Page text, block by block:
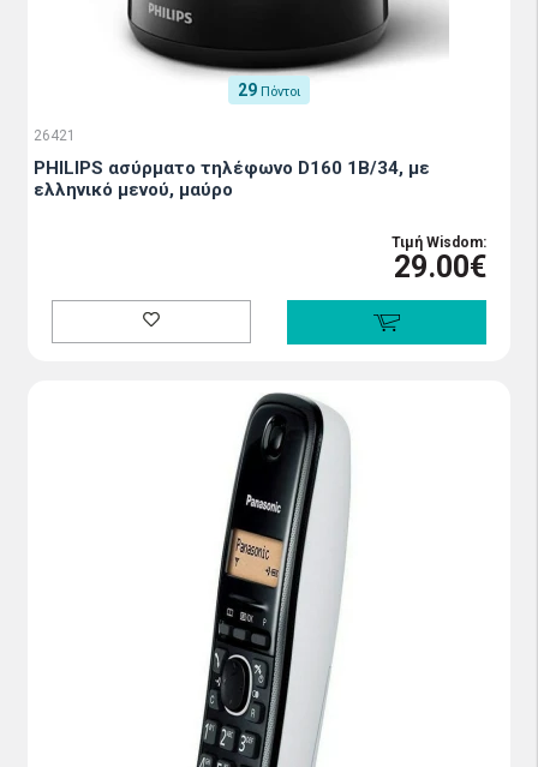
29 Πόντοι
26421
PHILIPS ασύρματο τηλέφωνο D160 1B/34, με
ελληνικό μενού, μαύρο
Τιμή Wisdom:
29.00€